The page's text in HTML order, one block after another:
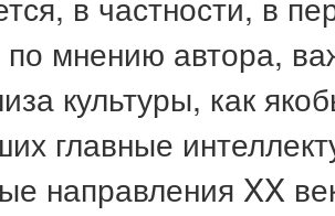
мнению автора,
культуры, как
главные
направления XX